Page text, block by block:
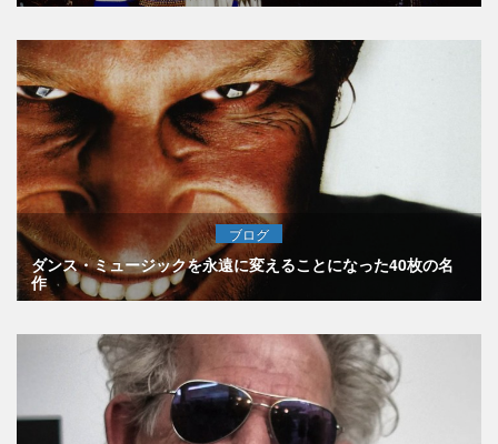
ブログ
ダンス・ミュージックを永遠に変えることになった40枚の名
作